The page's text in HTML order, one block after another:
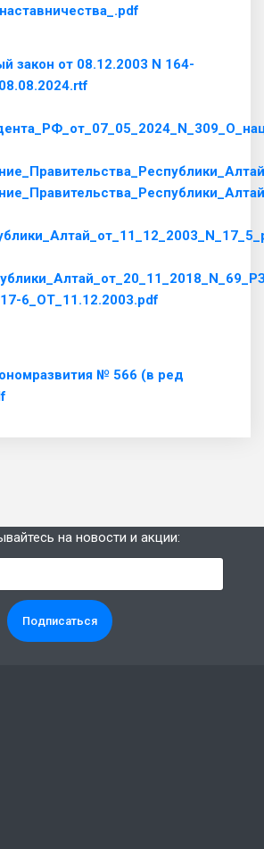
закон от 08.12.2003 N 164-
6_ОТ_11.12.2003.pdf
№ 566 (в ред
на новости и акции: